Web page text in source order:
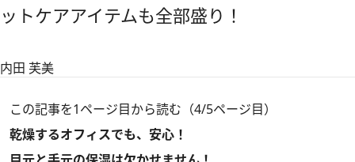
ットケアアイテムも全部盛り！
内田 芙美
この記事を1ページ目から読む（4/5ページ目）
乾燥するオフィスでも、安心！